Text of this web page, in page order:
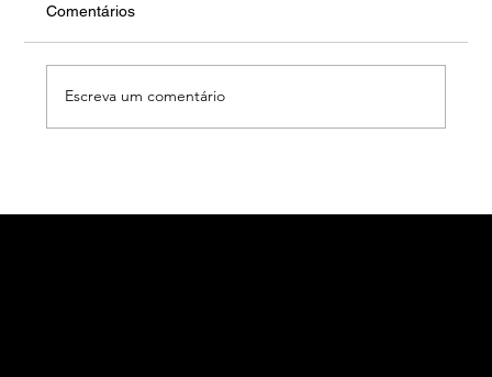
Comentários
Escreva um comentário